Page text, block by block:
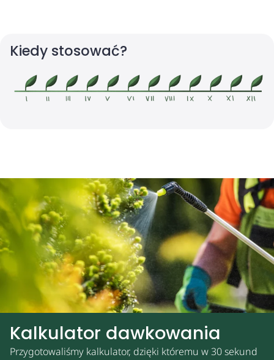
Kiedy stosować?
Kalkulator dawkowania
Przygotowaliśmy kalkulator, dzięki któremu w 30 sekund